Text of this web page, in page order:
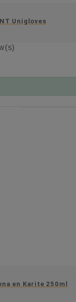
Unigloves
en Karite 250ml